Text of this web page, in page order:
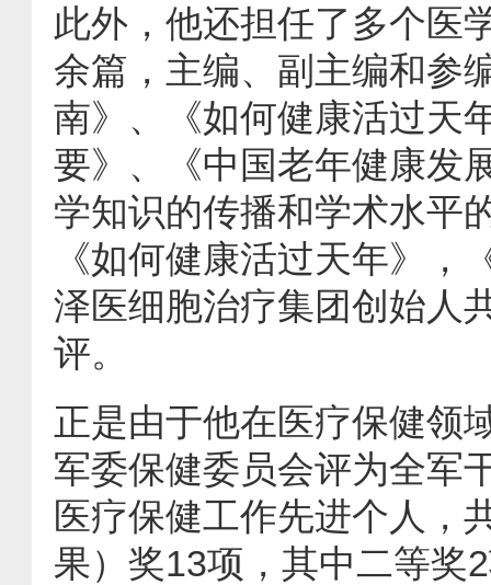
此外，他还担任了多个医
余篇，主编、副主编和参
南》、《如何健康活过天
要》、《中国老年健康发
学知识的传播和学术水平
《如何健康活过天年》
泽医细胞治疗集团创始人
评。
正是由于他在医疗保健领
军委保健委员会评为全军
医疗保健工作先进个人，
果）奖13项，其中二等奖